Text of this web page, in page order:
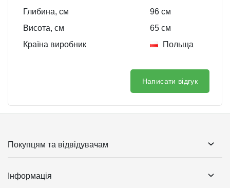
Глибина, см
96 см
Висота, см
65 см
Країна виробник
Польща
Написати відгук
Покупцям та відвідувачам
Інформація